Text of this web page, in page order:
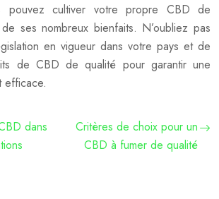
pouvez cultiver votre propre CBD de
ses nombreux bienfaits. N’oubliez pas
en vigueur dans votre pays et de
de CBD de qualité pour garantir une
efficace.
dans
Critères de choix pour un
CBD à fumer de qualité